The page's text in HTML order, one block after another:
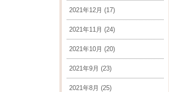
2021年12月 (17)
2021年11月 (24)
2021年10月 (20)
2021年9月 (23)
2021年8月 (25)